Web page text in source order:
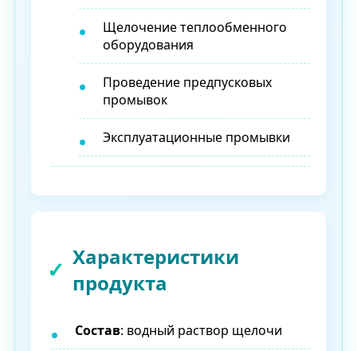
Щелочение теплообменного
оборудования
Проведение предпусковых
промывок
Эксплуатационные промывки
Характеристики
продукта
Состав: водный раствор щелочи